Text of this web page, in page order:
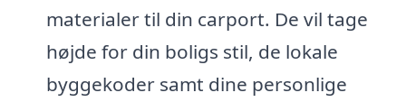
materialer til din carport. De vil tage
højde for din boligs stil, de lokale
byggekoder samt dine personlige